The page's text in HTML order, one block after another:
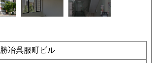
勝冶呉服町ビル